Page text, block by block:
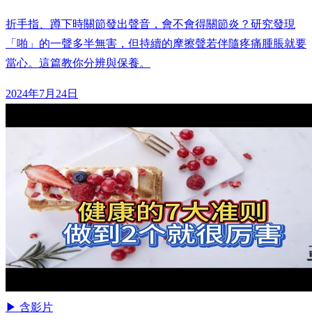
折手指、蹲下時關節發出聲音，會不會得關節炎？研究發現
「啪」的一聲多半無害，但持續的摩擦聲若伴隨疼痛腫脹就要
當心。這篇教你分辨與保養。
2024年7月24日
▶ 含影片